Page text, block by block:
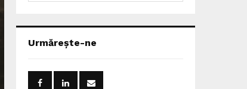
h
o
Urmărește-ne